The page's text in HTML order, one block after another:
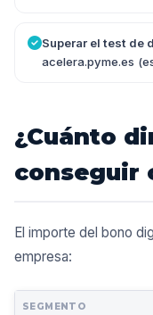
Superar el test
acelera.pyme.es
¿Cuánto
conseguir
El importe del bono
empresa:
SEGMENTO